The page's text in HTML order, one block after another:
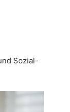
Sozial-